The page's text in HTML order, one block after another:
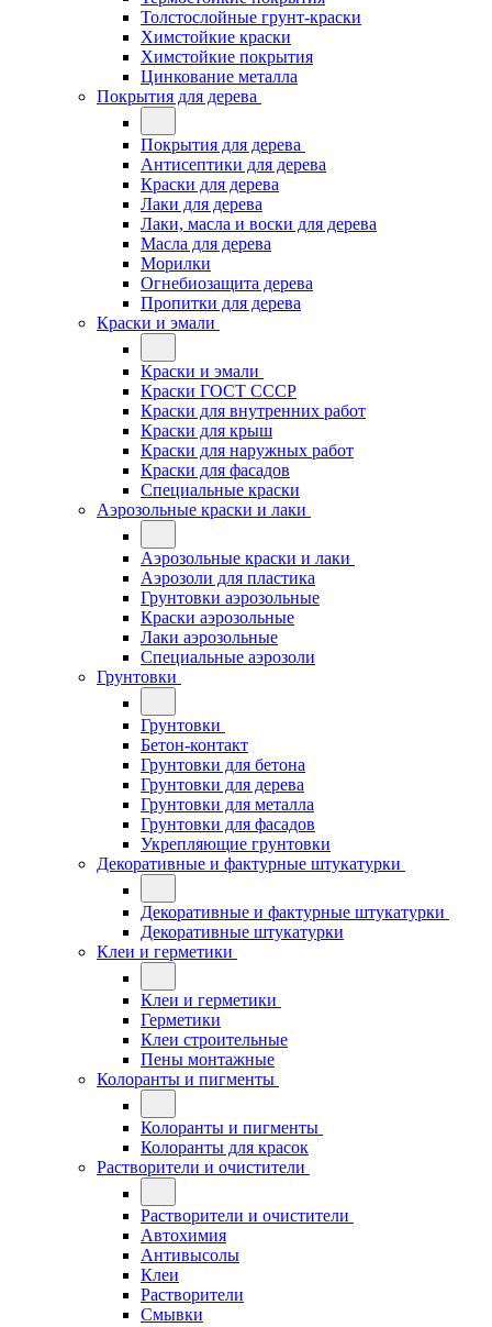
Толстослойные грунт-краски
Химстойкие краски
Химстойкие покрытия
Цинкование металла
Покрытия для дерева
Покрытия для дерева
Антисептики для дерева
Краски для дерева
Лаки для дерева
Лаки, масла и воски для дерева
Масла для дерева
Морилки
Огнебиозащита дерева
Пропитки для дерева
Краски и эмали
Краски и эмали
Краски ГОСТ СССР
Краски для внутренних работ
Краски для крыш
Краски для наружных работ
Краски для фасадов
Специальные краски
Аэрозольные краски и лаки
Аэрозольные краски и лаки
Аэрозоли для пластика
Грунтовки аэрозольные
Краски аэрозольные
Лаки аэрозольные
Специальные аэрозоли
Грунтовки
Грунтовки
Бетон-контакт
Грунтовки для бетона
Грунтовки для дерева
Грунтовки для металла
Грунтовки для фасадов
Укрепляющие грунтовки
Декоративные и фактурные штукатурки
Декоративные и фактурные штукатурки
Декоративные штукатурки
Клеи и герметики
Клеи и герметики
Герметики
Клеи строительные
Пены монтажные
Колоранты и пигменты
Колоранты и пигменты
Колоранты для красок
Растворители и очистители
Растворители и очистители
Автохимия
Антивысолы
Клеи
Растворители
Смывки